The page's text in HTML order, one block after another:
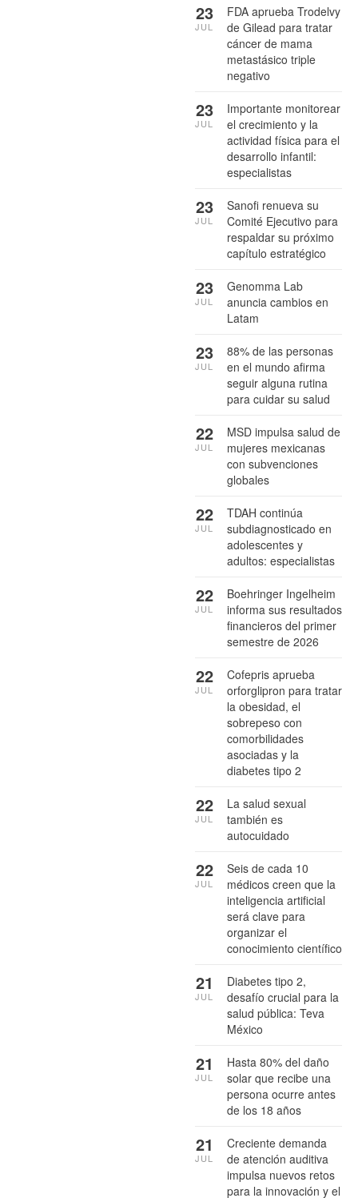
FDA aprueba Trodelvy
de Gilead para tratar
cáncer de mama
metastásico triple
negativo
23
JUL
Importante monitorear
el crecimiento y la
actividad física para el
desarrollo infantil:
especialistas
23
JUL
Sanofi renueva su
Comité Ejecutivo para
respaldar su próximo
capítulo estratégico
23
JUL
Genomma Lab
anuncia cambios en
Latam
23
JUL
88% de las personas
en el mundo afirma
seguir alguna rutina
para cuidar su salud
23
JUL
MSD impulsa salud de
mujeres mexicanas
con subvenciones
globales
22
JUL
TDAH continúa
subdiagnosticado en
adolescentes y
adultos: especialistas
22
JUL
Boehringer Ingelheim
informa sus resultados
financieros del primer
semestre de 2026
22
JUL
Cofepris aprueba
orforglipron para tratar
la obesidad, el
sobrepeso con
comorbilidades
asociadas y la
diabetes tipo 2
22
JUL
La salud sexual
también es
autocuidado
22
JUL
Seis de cada 10
médicos creen que la
inteligencia artificial
será clave para
organizar el
conocimiento científico
22
JUL
Diabetes tipo 2,
desafío crucial para la
salud pública: Teva
México
21
JUL
Hasta 80% del daño
solar que recibe una
persona ocurre antes
de los 18 años
21
JUL
Creciente demanda
de atención auditiva
impulsa nuevos retos
para la innovación y el
21
JUL